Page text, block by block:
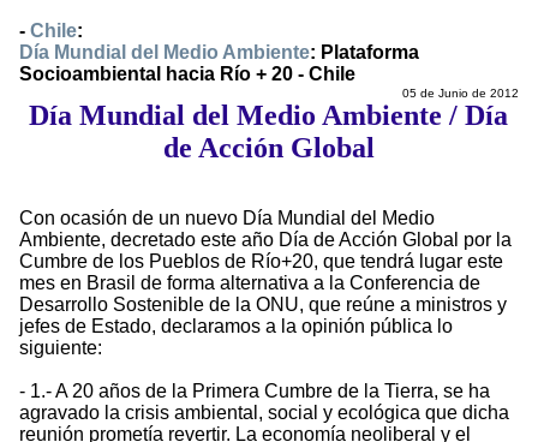
- Chile:
Día Mundial del Medio Ambiente: Plataforma
Socioambiental hacia Río + 20 - Chile
05 de Junio de 2012
Día Mundial del Medio Ambiente / Día
de Acción Global
Con ocasión de un nuevo Día Mundial del Medio
Ambiente, decretado este año Día de Acción Global por la
Cumbre de los Pueblos de Río+20, que tendrá lugar este
mes en Brasil de forma alternativa a la Conferencia de
Desarrollo Sostenible de la ONU, que reúne a ministros y
jefes de Estado, declaramos a la opinión pública lo
siguiente:
- 1.- A 20 años de la Primera Cumbre de la Tierra, se ha
agravado la crisis ambiental, social y ecológica que dicha
reunión prometía revertir. La economía neoliberal y el